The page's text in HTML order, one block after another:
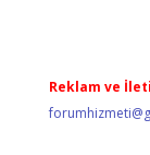
Reklam ve